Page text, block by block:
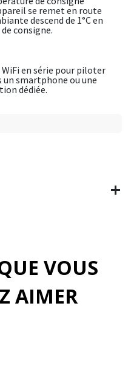
se remet en route
descend de 1°C en
consigne.
en série pour piloter
un smartphone ou une
dédiée.
VOUS
AIMER